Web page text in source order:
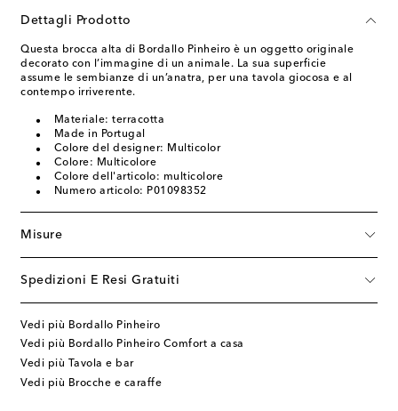
Dettagli Prodotto
Questa brocca alta di Bordallo Pinheiro è un oggetto originale
decorato con l’immagine di un animale. La sua superficie
assume le sembianze di un’anatra, per una tavola giocosa e al
contempo irriverente.
Materiale: terracotta
Made in Portugal
Colore del designer: Multicolor
Colore: Multicolore
Colore dell'articolo: multicolore
Numero articolo: P01098352
Misure
Spedizioni E Resi Gratuiti
Vedi più Bordallo Pinheiro
Vedi più Bordallo Pinheiro Comfort a casa
Vedi più Tavola e bar
Vedi più Brocche e caraffe